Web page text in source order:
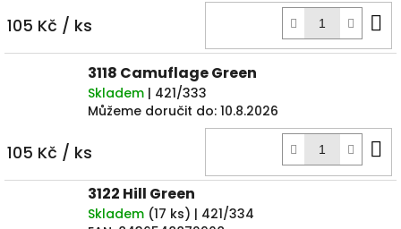
105 Kč / ks
3118 Camuflage Green
Skladem | 421/333
Můžeme doručit do: 10.8.2026
105 Kč / ks
3122 Hill Green
Skladem (17 ks) | 421/334